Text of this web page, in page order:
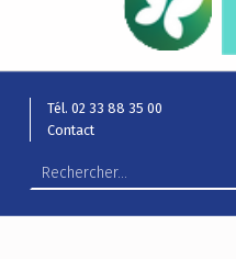
Tél. 02 33 88 35 00
Contact